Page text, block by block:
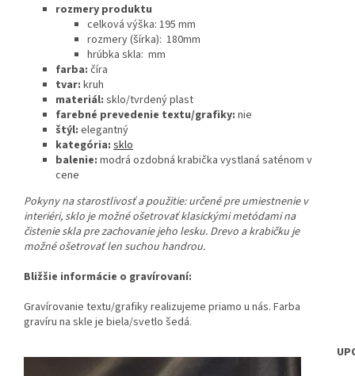
rozmery produktu
celková výška: 195 mm
rozmery (šírka): 180mm
hrúbka skla: mm
farba: číra
tvar: kruh
materiál: sklo/tvrdený plast
farebné prevedenie textu/grafiky: nie
štýl: elegantný
kategória: sklo
balenie: modrá ozdobná krabička vystlaná saténom v
cene
Pokyny na starostlivosť a použitie: určené pre umiestnenie v
interiéri, sklo je možné ošetrovať klasickými metódami na
čistenie skla pre zachovanie jeho lesku. Drevo a krabičku je
možné ošetrovať len suchou handrou.
Bližšie informácie o gravírovaní:
Gravírovanie textu/grafiky realizujeme priamo u nás. Farba
gravíru na skle je biela/svetlo šedá.